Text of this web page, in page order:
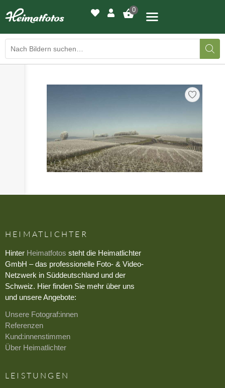
0
BILDERGALERIE
LED-LEUCHTBILDER
WIR DRUCKEN IHR BILD
AUSSTELLUNGEN
HEIMATLICHTER
HEIMATLICHTER
Hinter Heimatfotos steht die Heimatlichter
GmbH – das professionelle Foto- & Video-
Netzwerk in Süddeutschland und der
Schweiz. Hier finden Sie mehr über uns
und unsere Angebote:
Unsere Fotograf:innen
Referenzen
Kund:innenstimmen
Über Heimatlichter
LEISTUNGEN